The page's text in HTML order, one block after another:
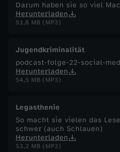
Darum haben sie so viel
Herunterladen
51,8 MB (MP3)
Jugendkriminalität
podcast-folge-22-social-
Herunterladen
54,5 MB (MP3)
Legasthenie
So macht sie vielen das
schwer (auch Schlauen)
Herunterladen
53,2 MB (MP3)